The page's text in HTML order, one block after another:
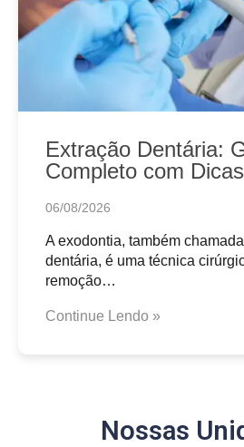
Extração Dentária:
Completo com
06/08/2026
A exodontia, também
dentária, é uma técnica
remoção…
Continue Lendo »
Nossas